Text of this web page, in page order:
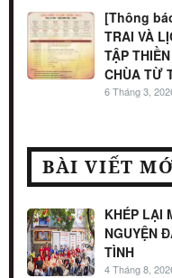
[Thông
TRAI VÀ
TẬP
CHÙA TỪ
6 Tháng 3,
BÀI VIẾT
KHÉP LẠI
NGUYỆN
TÌNH
4 Tháng 8,